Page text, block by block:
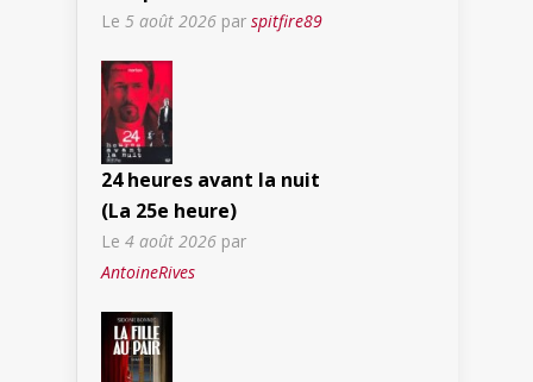
Le 5 août 2026 par spitfire89
24 heures avant la nuit
(La 25e heure)
Le 4 août 2026 par
AntoineRives